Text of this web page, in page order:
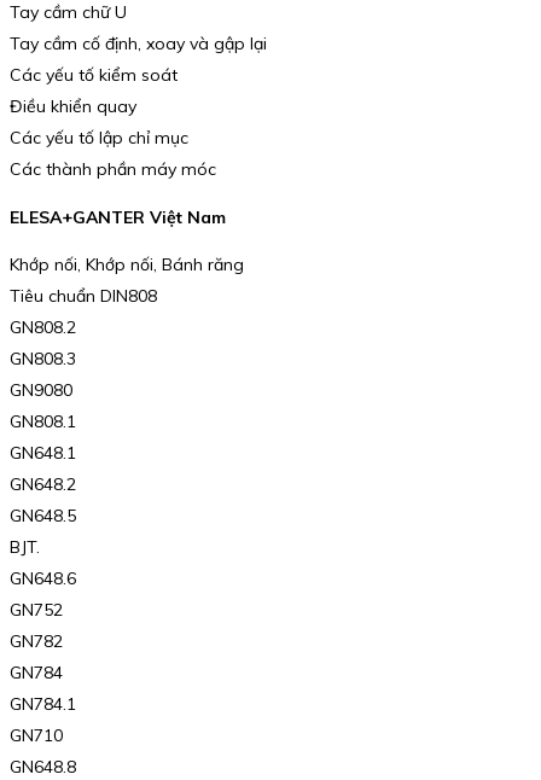
Tay cầm chữ U
Tay cầm cố định, xoay và gập lại
Các yếu tố kiểm soát
Điều khiển quay
Các yếu tố lập chỉ mục
Các thành phần máy móc
ELESA+GANTER Việt Nam
Khớp nối, Khớp nối, Bánh răng
Tiêu chuẩn DIN808
GN808.2
GN808.3
GN9080
GN808.1
GN648.1
GN648.2
GN648.5
BJT.
GN648.6
GN752
GN782
GN784
GN784.1
GN710
GN648.8